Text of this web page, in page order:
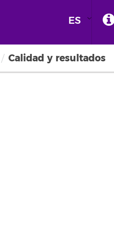
ES
Calidad y resultados